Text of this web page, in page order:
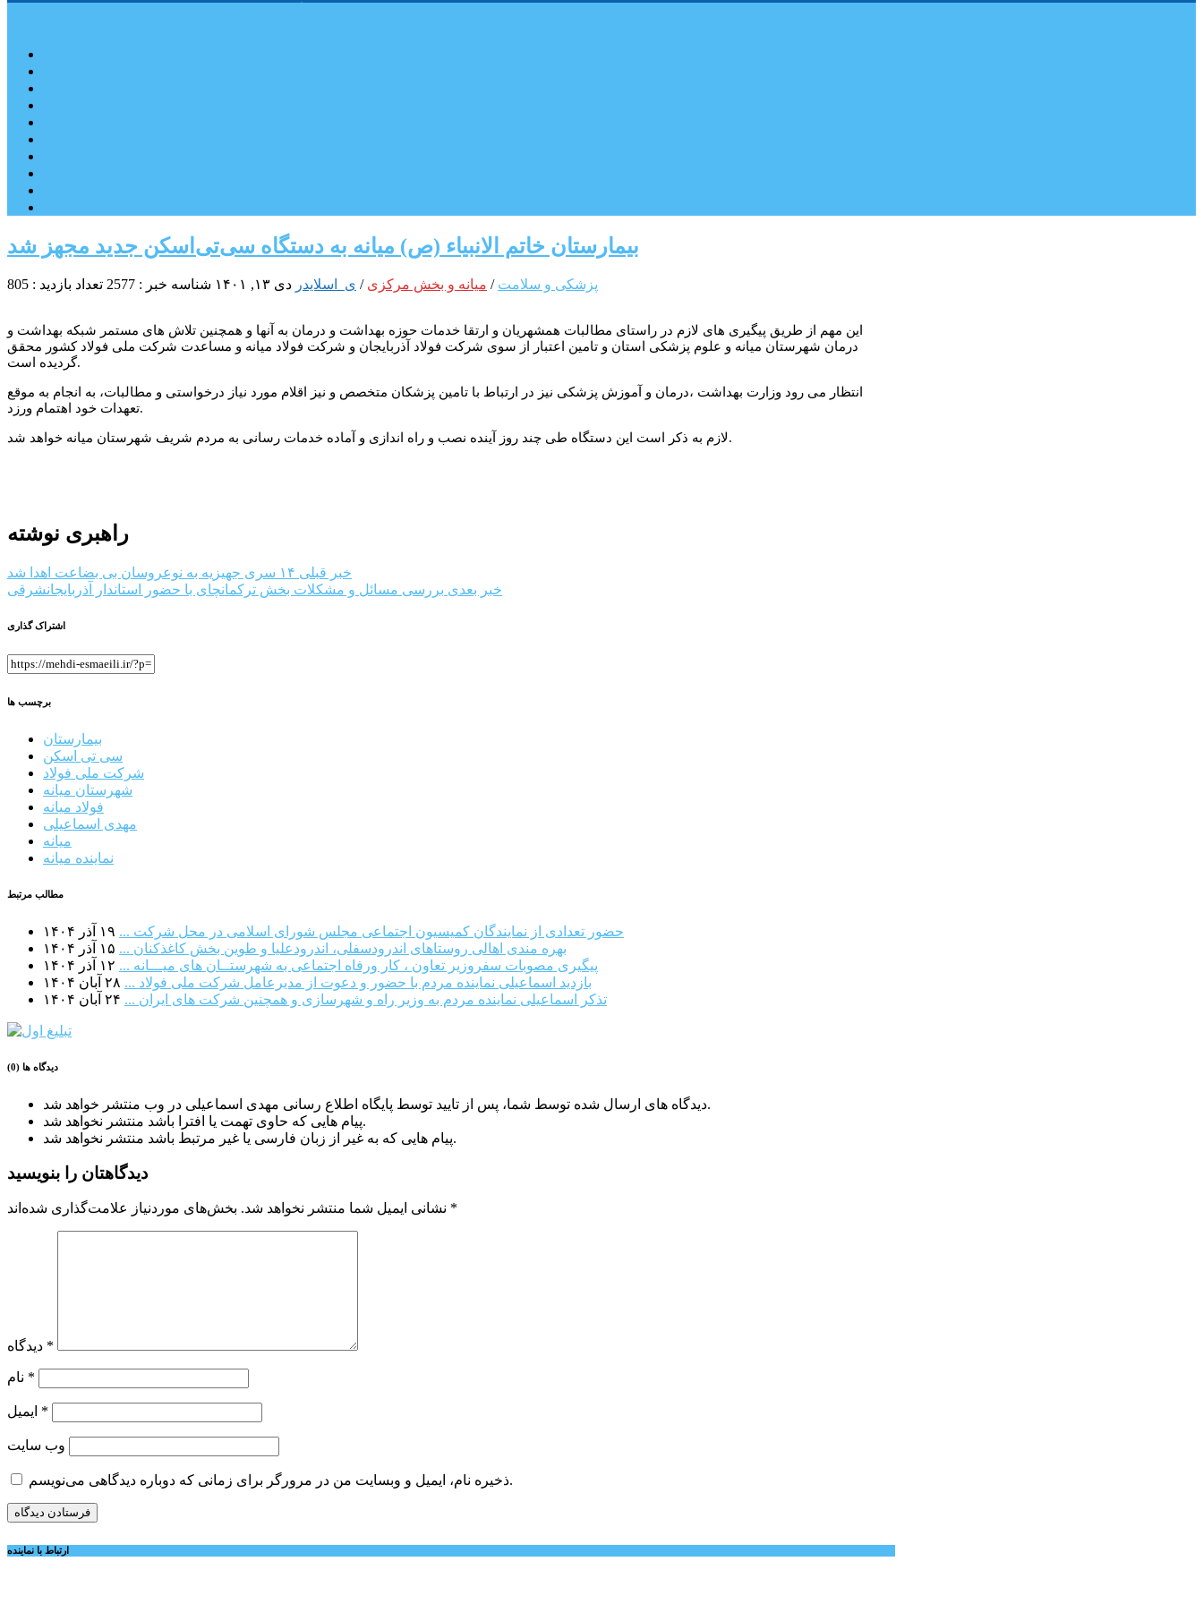
بیمارستان خاتم الانبیاء (ص) میانه به دستگاه سی‌تی‌اسکن جدید مجهز شد
پزشکی و سلامت / میانه و بخش مرکزی / ی_اسلایدر دی ۱۳, ۱۴۰۱ شناسه خبر : 2577 تعداد بازدید : 805
این مهم از طریق پیگیری های لازم در راستای مطالبات همشهریان و ارتقا خدمات حوزه بهداشت و درمان به آنها و همچنین تلاش های مستمر شبکه بهداشت و
درمان شهرستان میانه و علوم پزشکی استان و تامین اعتبار از سوی شرکت فولاد آذربایجان و شرکت فولاد میانه و مساعدت شرکت ملی فولاد کشور محقق
گردیده است‌.
انتظار می رود وزارت بهداشت ،درمان و آموزش پزشکی نیز در ارتباط با تامین پزشکان متخصص و نیز اقلام مورد نیاز درخواستی و مطالبات، به انجام به موقع
تعهدات خود اهتمام ورزد.
لازم به ذکر است این دستگاه طی چند روز آینده نصب و راه اندازی و آماده خدمات رسانی به مردم شریف شهرستان میانه خواهد شد.
راهبری نوشته
خبر قبلی ۱۴ سری جهیزیه به نوعروسان بی بضاعت اهدا شد
خبر بعدی بررسی مسائل و مشکلات بخش ترکمانچای با حضور استاندار آذربایجانشرقی
اشتراک گذاری
برچسب ها
بیمارستان
سی تی اسکن
شرکت ملی فولاد
شهرستان میانه
فولاد میانه
مهدی اسماعیلی
میانه
نماینده میانه
مطالب مرتبط
حضور تعدادی از نمایندگان کمیسیون اجتماعی مجلس شورای اسلامی در محل شرکت ... ۱۹ آذر ۱۴۰۴
بهره مندی اهالی روستاهای اندرودسفلی، اندرودعلیا و طوین بخش کاغذکنان ... ۱۵ آذر ۱۴۰۴
پیگیری مصوبات سفروزیر تعاون ، کار ورفاه اجتماعی به شهرستــان های میـــانه ... ۱۲ آذر ۱۴۰۴
بازدید اسماعیلی نماینده مردم با حضور و دعوت از مدیرعامل شرکت ملی فولاد ... ۲۸ آبان ۱۴۰۴
تذکر اسماعیلی نماینده مردم به وزیر راه و شهرسازی و همچنین شرکت های ایران ... ۲۴ آبان ۱۴۰۴
دیدگاه ها (0)
دیدگاه های ارسال شده توسط شما، پس از تایید توسط پایگاه اطلاع رسانی مهدی اسماعیلی در وب منتشر خواهد شد.
پیام هایی که حاوی تهمت یا افترا باشد منتشر نخواهد شد.
پیام هایی که به غیر از زبان فارسی یا غیر مرتبط باشد منتشر نخواهد شد.
دیدگاهتان را بنویسید
نشانی ایمیل شما منتشر نخواهد شد. *
*
*
*
وب‌ سایت
ذخیره نام، ایمیل و وبسایت من در مرورگر برای زمانی که دوباره دیدگاهی می‌نویسم.
ارتباط با نماینده